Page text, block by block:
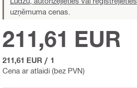
uzņēmuma cenas.
Cena ar atlaidi (bez PVN)
211,61 EUR
211,61 EUR / 1